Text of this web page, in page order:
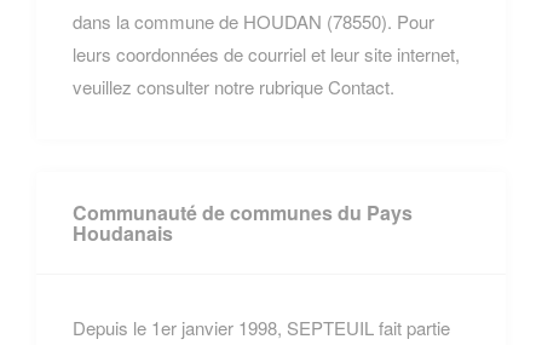
dans la commune de HOUDAN (78550). Pour
leurs coordonnées de courriel et leur site internet,
veuillez consulter notre rubrique Contact.
Communauté de communes du Pays
Houdanais
Depuis le 1er janvier 1998, SEPTEUIL fait partie